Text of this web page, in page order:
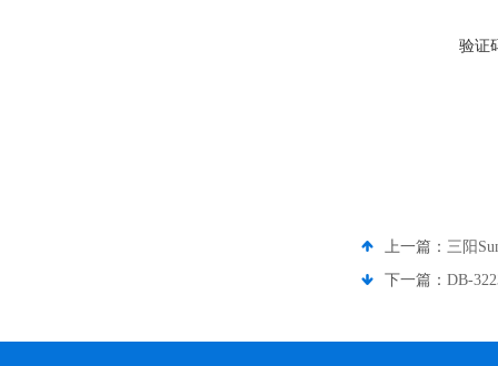
验证
上一篇： 三阳
下一篇： DB-